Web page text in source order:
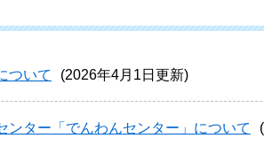
ついて 2026年4月1日更新
ンター「でんわんセンター」について